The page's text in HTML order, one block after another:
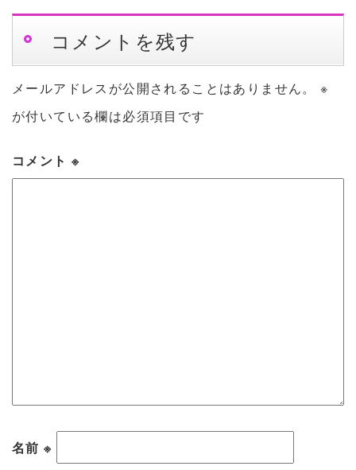
コメントを残す
メールアドレスが公開されることはありません。
※
が付いている欄は必須項目です
コメント ※
名前※